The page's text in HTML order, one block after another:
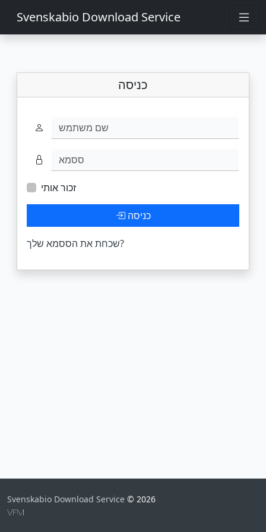
Svenskabio Download Service
כניסה
שם משתמש
ססמא
זכור אותי
כניסה
שכחת את הססמא שלך?
Svenskabio Download Service © 2026